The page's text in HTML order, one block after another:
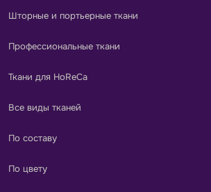
Шторные и портьерные ткани
Профессиональные ткани
Ткани для HoReCa
Все виды тканей
По составу
По цвету